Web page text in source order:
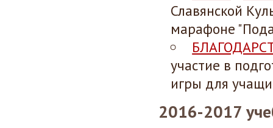
Славянской
марафоне
участие в
игры для
2016-2017